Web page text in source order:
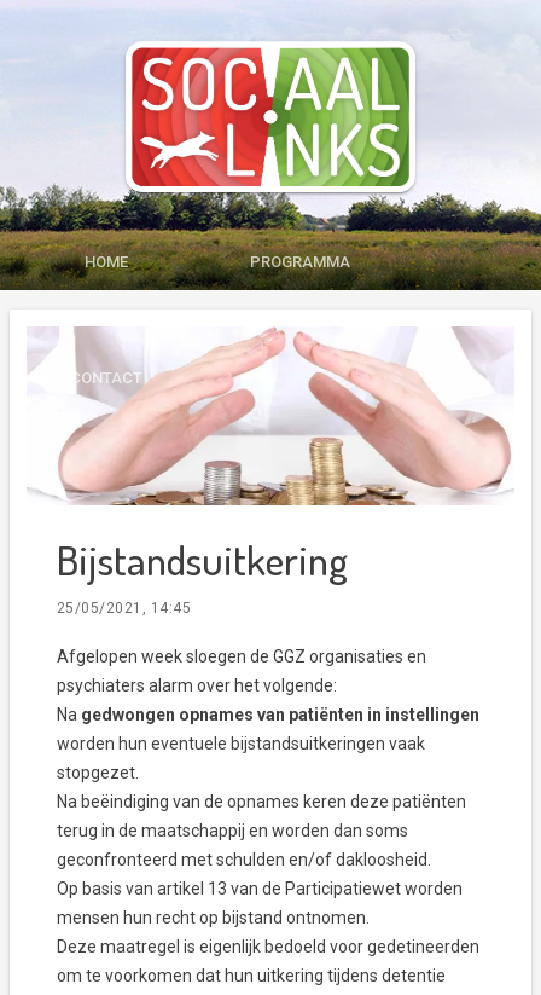
HOME PROGRAMMA
CONTACT
Bijstandsuitkering
25/05/2021, 14:45
Afgelopen week sloegen de GGZ organisaties en
psychiaters alarm over het volgende:
Na gedwongen opnames van patiënten in instellingen
worden hun eventuele bijstandsuitkeringen vaak
stopgezet.
Na beëindiging van de opnames keren deze patiënten
terug in de maatschappij en worden dan soms
geconfronteerd met schulden en/of dakloosheid.
Op basis van artikel 13 van de Participatiewet worden
mensen hun recht op bijstand ontnomen.
Deze maatregel is eigenlijk bedoeld voor gedetineerden
om te voorkomen dat hun uitkering tijdens detentie